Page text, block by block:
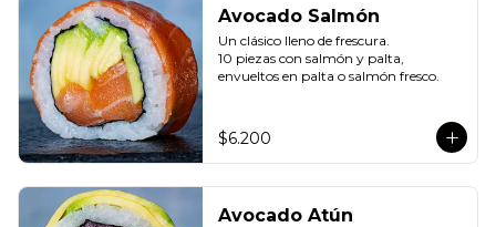
Avocado Salmón
Un clásico lleno de frescura.
10 piezas con salmón y palta,
envueltos en palta o salmón fresco.
$6.200
Avocado Atún